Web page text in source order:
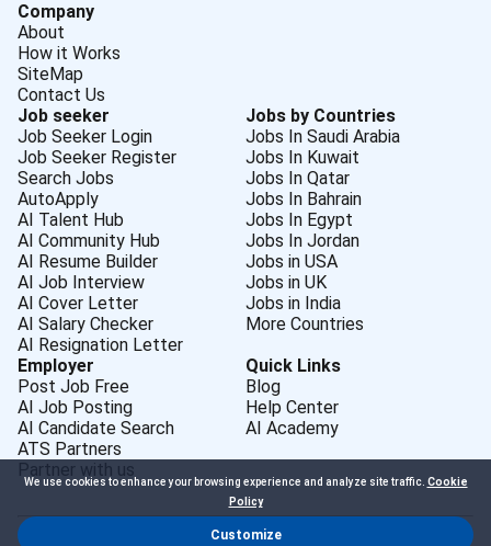
Company
About
How it Works
SiteMap
Contact Us
Job seeker
Job Seeker Login
Job Seeker Register
Search Jobs
AutoApply
AI Talent Hub
AI Community Hub
AI Resume Builder
AI Job Interview
AI Cover Letter
AI Salary Checker
AI Resignation Letter
Jobs by Countries
Jobs In Saudi Arabia
Jobs In Kuwait
Jobs In Qatar
Jobs In Bahrain
Jobs In Egypt
Jobs In Jordan
Jobs in USA
Jobs in UK
Jobs in India
More Countries
Employer
Post Job Free
AI Job Posting
AI Candidate Search
ATS Partners
Partner with us
Quick Links
Blog
Help Center
AI Academy
We use cookies to enhance your browsing experience and analyze site traffic. Cookie
Policy
Customize